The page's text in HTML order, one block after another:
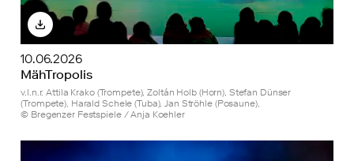
10.06.2026
MähTropolis
v.l.n.r. Attila Krako (Trompete), Zoltán Holb (Horn), Stefan Dünser
(Trompete), Harald Schele (Tuba), Jan Ströhle (Posaune),
© Bregenzer Festspiele / Anja Koehler